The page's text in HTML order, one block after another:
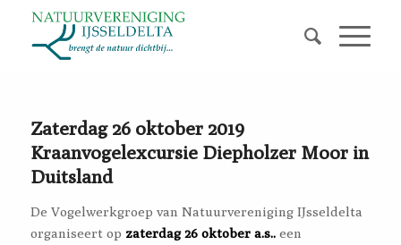
Zaterdag 26 oktober 2019
Kraanvogelexcursie Diepholzer Moor in
Duitsland
De Vogelwerkgroep van Natuurvereniging IJsseldelta
organiseert op zaterdag 26 oktober a.s.. een